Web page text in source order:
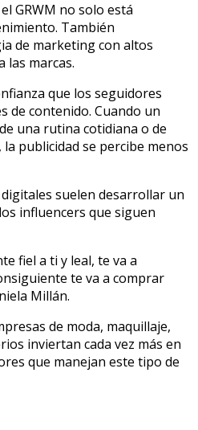
GRWM no solo está
También
de marketing con altos
las marcas.
que los seguidores
de contenido. Cuando un
una rutina cotidiana o de
publicidad se percibe menos
suelen desarrollar un
influencers que siguen
fiel a ti y leal, te va a
te va a comprar
Millán.
de moda, maquillaje,
inviertan cada vez más en
que manejan este tipo de